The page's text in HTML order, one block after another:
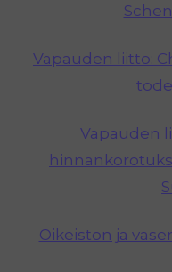
Vapauden liitto:
Vapauden
Oikeiston ja